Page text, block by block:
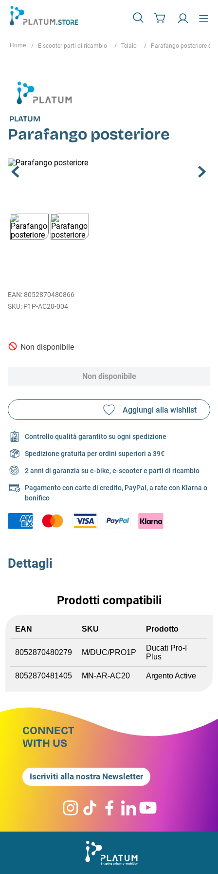
E-scooter parti di ricambio Telaio Parafango posteriore
PLATUM
Parafango posteriore
EAN: 8052870480866
P1P-AC20-004
Non disponibile
Non disponibile
Controllo qualità garantito su ogni spedizione
Spedizione gratuita per ordini superiori a 39€
2 anni di garanzia su e-bike, e-scooter e parti di ricambio
Pagamento con carte di credito, PayPal, a rate con Klarna o
bonifico
Dettagli
Prodotti compatibili
EAN SKU Prodotto
8052870480279 M/DUC/PRO1P
Ducati Pro-I
Plus
8052870481405 MN-AR-AC20 Argento Active
CONNECT
WITH US
Iscriviti alla nostra Newsletter